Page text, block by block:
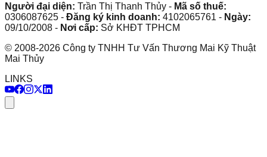
Người đại diện: Trần Thị Thanh Thủy - Mã số thuế:
0306087625 - Đăng ký kinh doanh: 4102065761 - Ngày:
09/10/2008 - Nơi cấp: Sở KHĐT TPHCM
© 2008-2026 Công ty TNHH Tư Vấn Thương Mai Kỹ Thuật
Mai Thủy
LINKS